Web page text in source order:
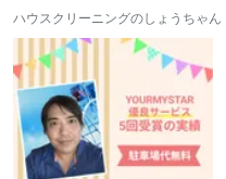
ハウスクリーニングのしょうちゃん